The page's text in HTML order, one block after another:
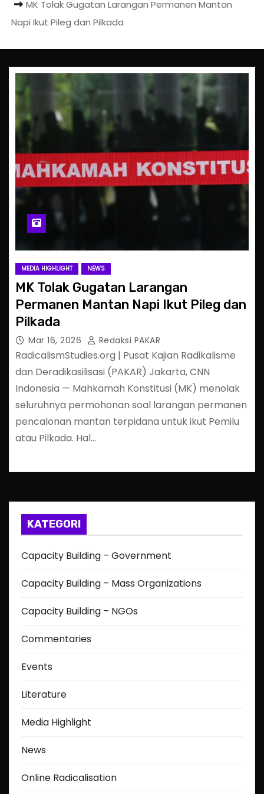
MK Tolak Gugatan Larangan Permanen Mantan
Napi Ikut Pileg dan Pilkada
MEDIA HIGHLIGHT NEWS
MK Tolak Gugatan Larangan
Permanen Mantan Napi Ikut Pileg dan
Pilkada
Mar 16, 2026 Redaksi PAKAR
RadicalismStudies.org | Pusat Kajian Radikalisme
dan Deradikasilisasi (PAKAR) Jakarta, CNN
Indonesia — Mahkamah Konstitusi (MK) menolak
seluruhnya permohonan soal larangan permanen
pencalonan mantan terpidana untuk ikut Pemilu
atau Pilkada. Hal…
KATEGORI
Capacity Building – Government
Capacity Building – Mass Organizations
Capacity Building – NGOs
Commentaries
Events
Literature
Media Highlight
News
Online Radicalisation